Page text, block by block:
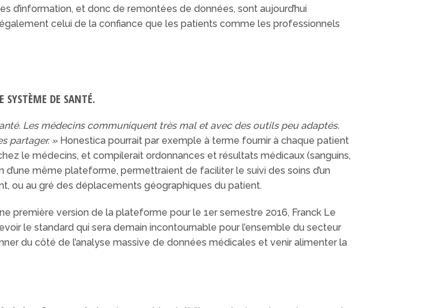
d’information, et donc de remontées de données, sont aujourd’hui
celui de la confiance que les patients comme les professionnels
SYSTÈME DE SANTÉ.
Les médecins communiquent très mal et avec des outils peu adaptés.
partager. » Honestica pourrait par exemple à terme fournir à chaque patient
le médecins, et compilerait ordonnances et résultats médicaux (sanguins,
d’une même plateforme, permettraient de faciliter le suivi des soins d’un
ou au gré des déplacements géographiques du patient.
première version de la plateforme pour le 1er semestre 2016, Franck Le
le standard qui sera demain incontournable pour l’ensemble du secteur
du côté de l’analyse massive de données médicales et venir alimenter la